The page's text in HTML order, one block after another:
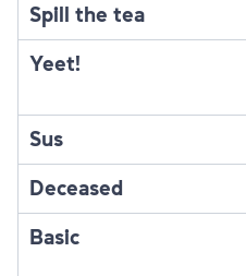
Spill the tea
Yeet!
Sus
Deceased
Basic